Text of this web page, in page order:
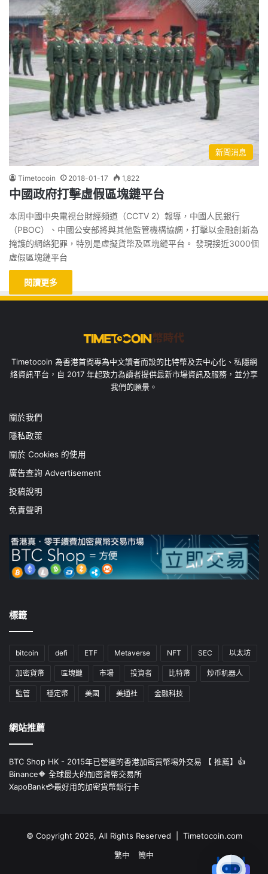
新聞消息
Timetocoin 2018-01-17 1,822
中國政府打擊虛假區塊鏈平台
本周中國中央電視台財經頻道（CCTV 2）報導，中國人民銀行
（PBOC）、中國公安部將與其他監管機構協調，打擊以金融創新為
掩護的網絡犯罪，特別是虛擬貨幣及區塊鏈平台。 發現接近3000個
虛假區塊鏈平台
閱讀更多
Timetocoin 為香港首間專為中文讀者而設的比特幣及去中心化、私隱網
絡資訊平台，自 2017 年起致力為讀者提供最新市場資訊及服務，並分享
我們的願景。
關於我們
隱私政策
關於 Cookies 的使用
廣告查詢 Advertisement
投稿說明
免責聲明
標籤
bitcoin defi ETF Metaverse NFT SEC 以太坊
加密貨幣 區塊鏈 市場 投資者 比特幣 炒币机器人
監管 穩定幣 美國 美通社 金融科技
網站推薦
BTC Shop HK - 2015年已營運的香港加密貨幣埸外交易 【 推薦】👍
Binance🔶 全球最大的加密貨幣交易所
XapoBank💳最好用的加密貨幣銀行卡
© Copyright 2026, All Rights Reserved | Timetocoin.com
繁中
簡中